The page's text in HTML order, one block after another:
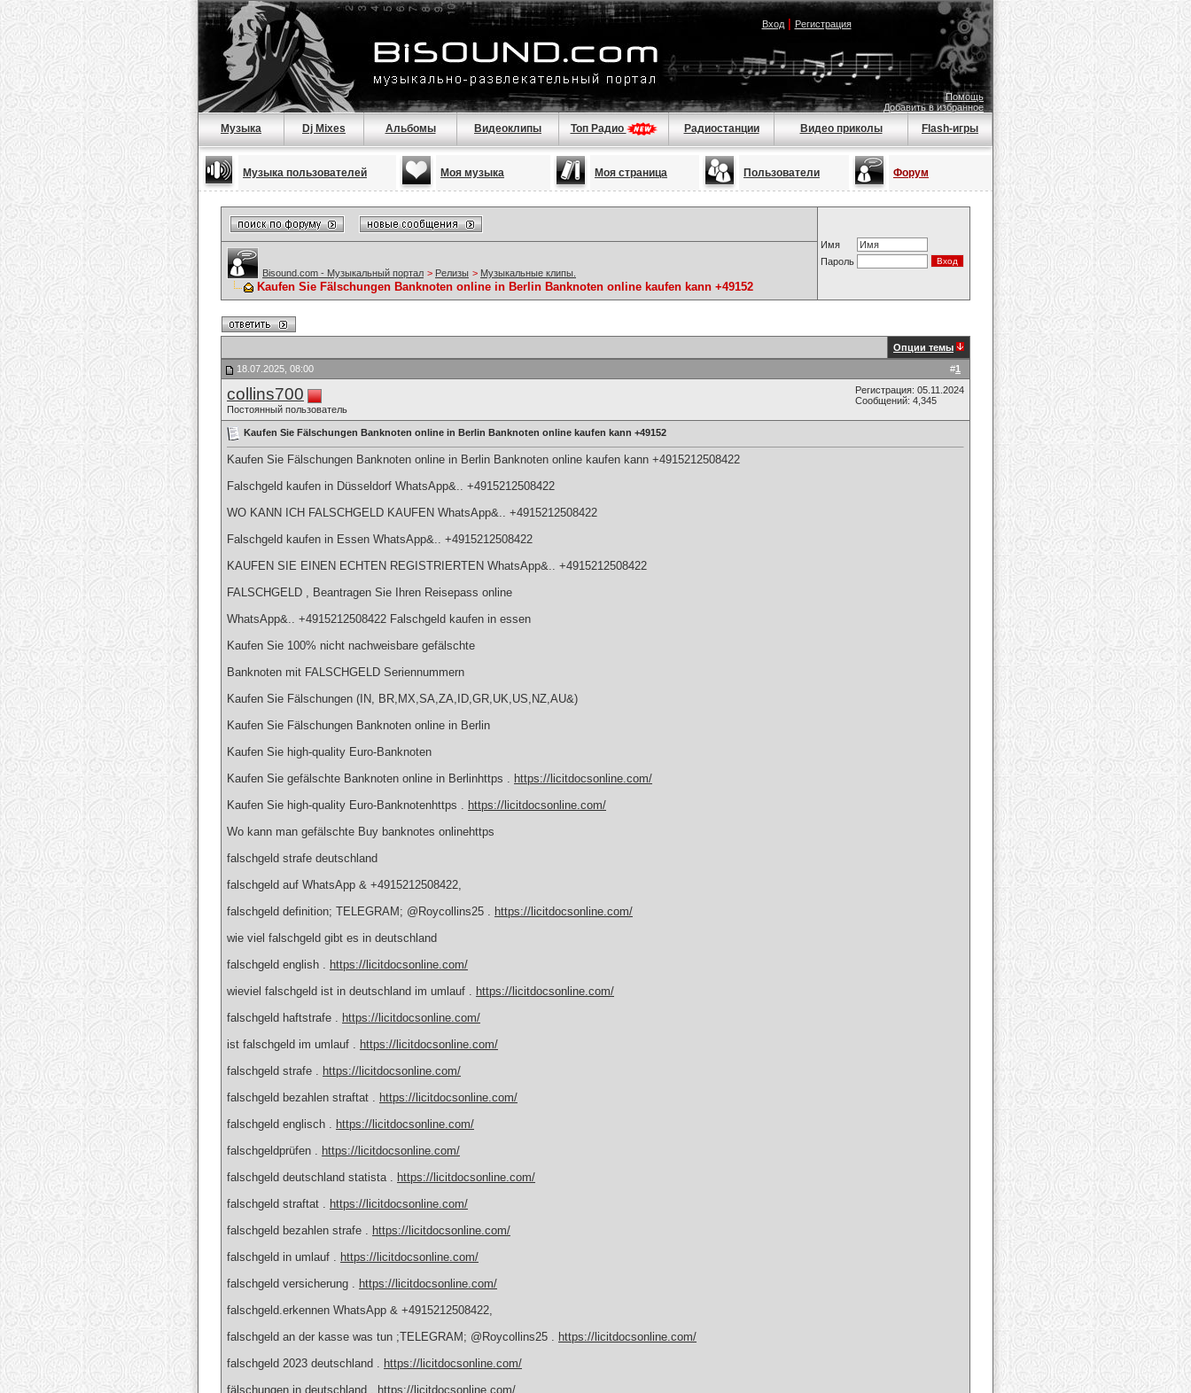
Вход| Регистрация
Помощь
Добавить в избранное
Музыка Dj Mixes Альбомы Видеоклипы Топ Радио Радиостанции Видео приколы Flash-игры
Музыка пользователей Моя музыка Моя страница Пользователи Форум
Имя
Пароль
Bisound.com - Музыкальный портал > Релизы > Музыкальные клипы.
Kaufen Sie Fälschungen Banknoten online in Berlin Banknoten online kaufen kann +49152
Опции темы
#1
18.07.2025, 08:00
collins700
Постоянный пользователь
Регистрация: 05.11.2024
Сообщений: 4,345
Kaufen Sie Fälschungen Banknoten online in Berlin Banknoten online kaufen kann +49152
Kaufen Sie Fälschungen Banknoten online in Berlin Banknoten online kaufen kann +4915212508422
Falschgeld kaufen in Düsseldorf WhatsApp&.. +4915212508422
WO KANN ICH FALSCHGELD KAUFEN WhatsApp&.. +4915212508422
Falschgeld kaufen in Essen WhatsApp&.. +4915212508422
KAUFEN SIE EINEN ECHTEN REGISTRIERTEN WhatsApp&.. +4915212508422
FALSCHGELD , Beantragen Sie Ihren Reisepass online
WhatsApp&.. +4915212508422 Falschgeld kaufen in essen
Kaufen Sie 100% nicht nachweisbare gefälschte
Banknoten mit FALSCHGELD Seriennummern
Kaufen Sie Fälschungen (IN, BR,MX,SA,ZA,ID,GR,UK,US,NZ,AU&)
Kaufen Sie Fälschungen Banknoten online in Berlin
Kaufen Sie high-quality Euro-Banknoten
Kaufen Sie gefälschte Banknoten online in Berlinhttps . https://licitdocsonline.com/
Kaufen Sie high-quality Euro-Banknotenhttps . https://licitdocsonline.com/
Wo kann man gefälschte Buy banknotes onlinehttps
falschgeld strafe deutschland
falschgeld auf WhatsApp & +4915212508422,
falschgeld definition; TELEGRAM; @Roycollins25 . https://licitdocsonline.com/
wie viel falschgeld gibt es in deutschland
falschgeld english . https://licitdocsonline.com/
wieviel falschgeld ist in deutschland im umlauf . https://licitdocsonline.com/
falschgeld haftstrafe . https://licitdocsonline.com/
ist falschgeld im umlauf . https://licitdocsonline.com/
falschgeld strafe . https://licitdocsonline.com/
falschgeld bezahlen straftat . https://licitdocsonline.com/
falschgeld englisch . https://licitdocsonline.com/
falschgeldprüfen . https://licitdocsonline.com/
falschgeld deutschland statista . https://licitdocsonline.com/
falschgeld straftat . https://licitdocsonline.com/
falschgeld bezahlen strafe . https://licitdocsonline.com/
falschgeld in umlauf . https://licitdocsonline.com/
falschgeld versicherung . https://licitdocsonline.com/
falschgeld.erkennen WhatsApp & +4915212508422,
falschgeld an der kasse was tun ;TELEGRAM; @Roycollins25 . https://licitdocsonline.com/
falschgeld 2023 deutschland . https://licitdocsonline.com/
fälschungen in deutschland . https://licitdocsonline.com/